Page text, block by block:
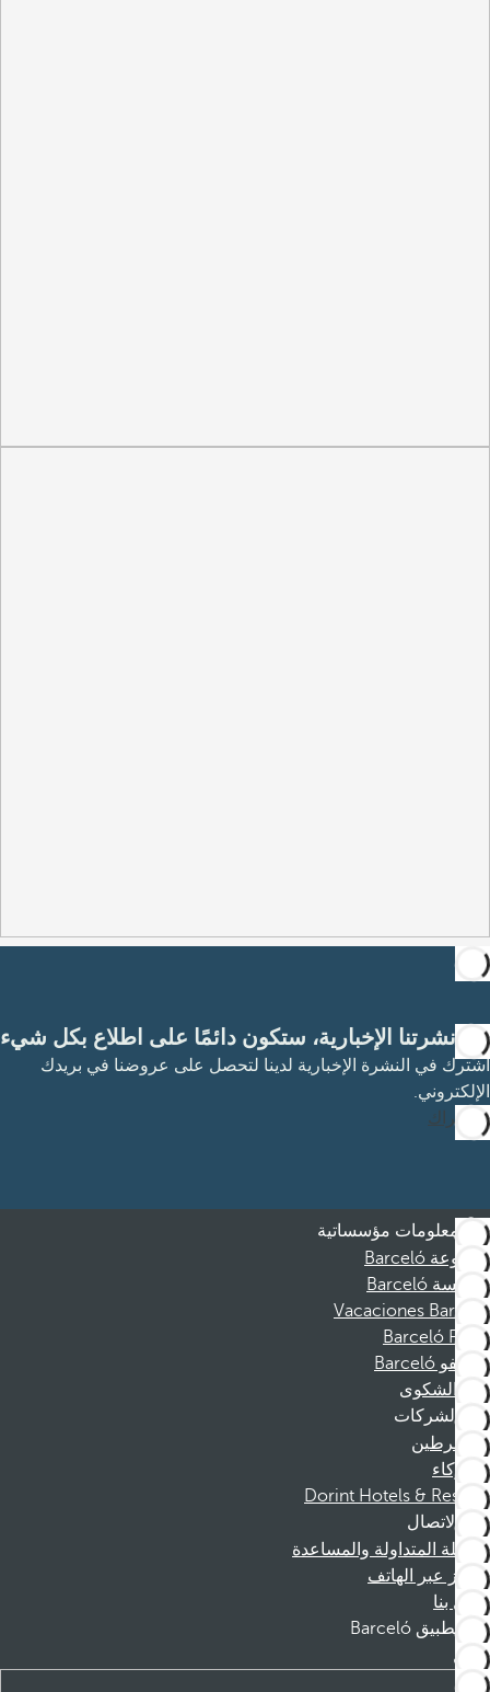
مع نشرتنا الإخبارية، ستكون دائمًا على اطلاع بكل شيء
اشترك في النشرة الإخبارية لدينا لتحصل على عروضنا في بريدك
الإلكتروني.
الاشتراك
معلومات مؤسساتية
مجموعة Barceló
مؤسسة Barceló
Vacaciones Barceló
Barceló Films
موظفو Barceló
قناة الشكوى
الشركات
المنخرطين
الشركاء
Dorint Hotels & Resorts
الاتصال
الأسئلة المتداولة والمساعدة
الحجز عبر الهاتف
اتصل بنا
تطبيق Barceló
تنزيل